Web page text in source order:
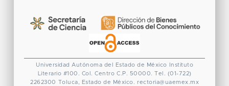
Universidad Autónoma del Estado de México
Instituto
Literario #100. Col. Centro C.P. 50000. Tel. (01-722)
2262300
Toluca, Estado de México. rectoria@uaemex.mx